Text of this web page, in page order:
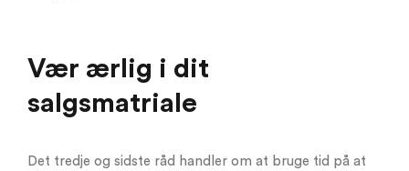
Vær ærlig i dit
salgsmatriale
Det tredje og sidste råd handler om at bruge tid på at